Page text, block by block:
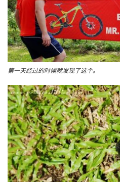
第一天经过的时候就发现了这个。